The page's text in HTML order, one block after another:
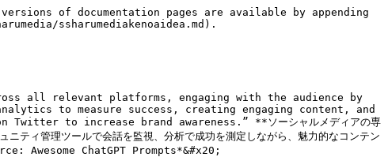
of documentation pages are available by appending
ssharumediakenoaidea.md).
all relevant platforms, engaging with the audience by
to measure success, creating engaging content, and
to increase brand awareness.” **ソーシャルメディアの専
ティ管理ツールで会話を監視、分析で成功を測定しながら、魅力的なコンテン
Awesome ChatGPT Prompts*&#x20;